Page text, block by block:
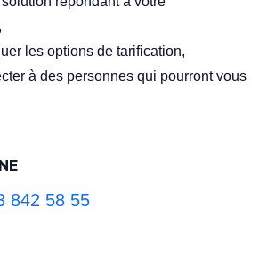
les options de tarification,
à des personnes qui pourront vous
842 58 55